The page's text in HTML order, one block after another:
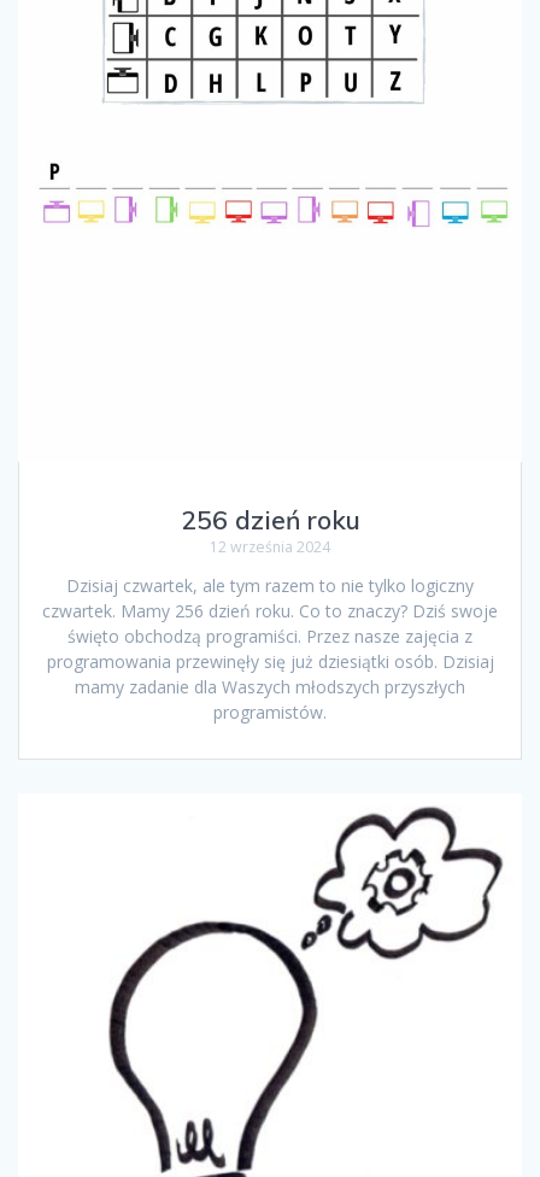
256 dzień roku
12 września 2024
Dzisiaj czwartek, ale tym razem to nie tylko logiczny
czwartek. Mamy 256 dzień roku. Co to znaczy? Dziś swoje
święto obchodzą programiści. Przez nasze zajęcia z
programowania przewinęły się już dziesiątki osób. Dzisiaj
mamy zadanie dla Waszych młodszych przyszłych
programistów.